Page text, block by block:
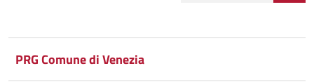
PRG Comune di Venezia